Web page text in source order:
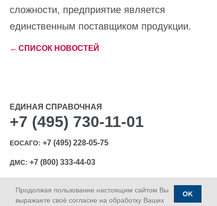
сложности, предприятие является
единственным поставщиком продукции.
← СПИСОК НОВОСТЕЙ
Продолжая пользование настоящим сайтом Вы
выражаете своё согласие на обработку Ваших
OK
ЕДИНАЯ СПРАВОЧНАЯ
+7 (495) 730-11-01
ЕОСАГО: +7 (495) 228-05-75
ДМС: +7 (800) 333-44-03